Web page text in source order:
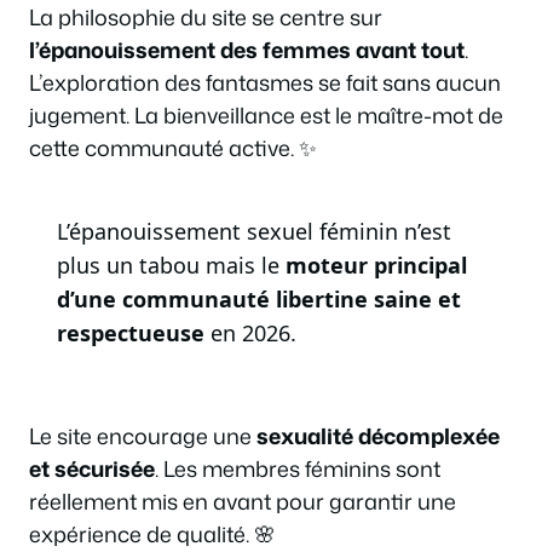
La philosophie du site se centre sur
l’épanouissement des femmes avant tout.
L’exploration des fantasmes se fait sans aucun
jugement. La bienveillance est le maître-mot de
cette communauté active. ✨
L’épanouissement sexuel féminin n’est
plus un tabou mais le moteur principal
d’une communauté libertine saine et
respectueuse en 2026.
Le site encourage unesexualité décomplexée
et sécurisée. Les membres féminins sont
réellement mis en avant pour garantir une
expérience de qualité. 🌸